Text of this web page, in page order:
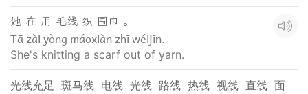
她 在 用 毛线 织 围巾 。
Tā zài yòng máoxiàn zhī wéijīn.
She's knitting a scarf out of yarn.
光线充足 斑马线 电线 光线 路线 热线 视线 直线 面